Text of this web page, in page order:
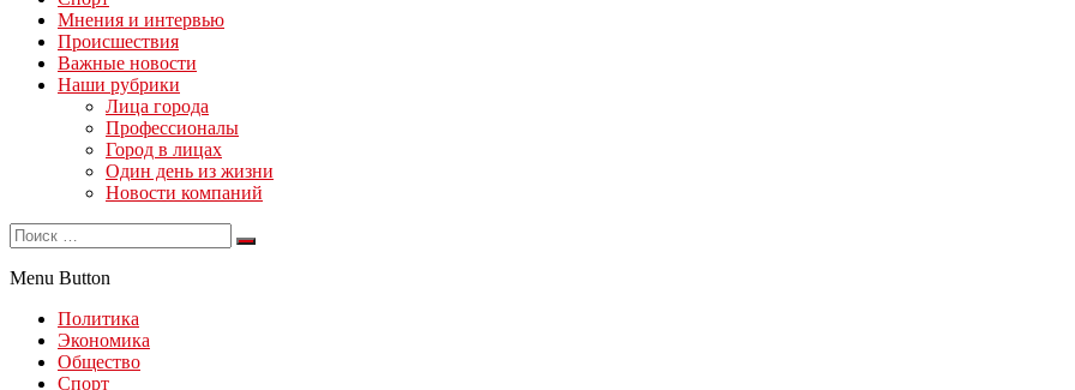
Мнения и интервью
Происшествия
Важные новости
Наши рубрики
Лица города
Профессионалы
Город в лицах
Один день из жизни
Новости компаний
Menu Button
Политика
Экономика
Общество
Спорт